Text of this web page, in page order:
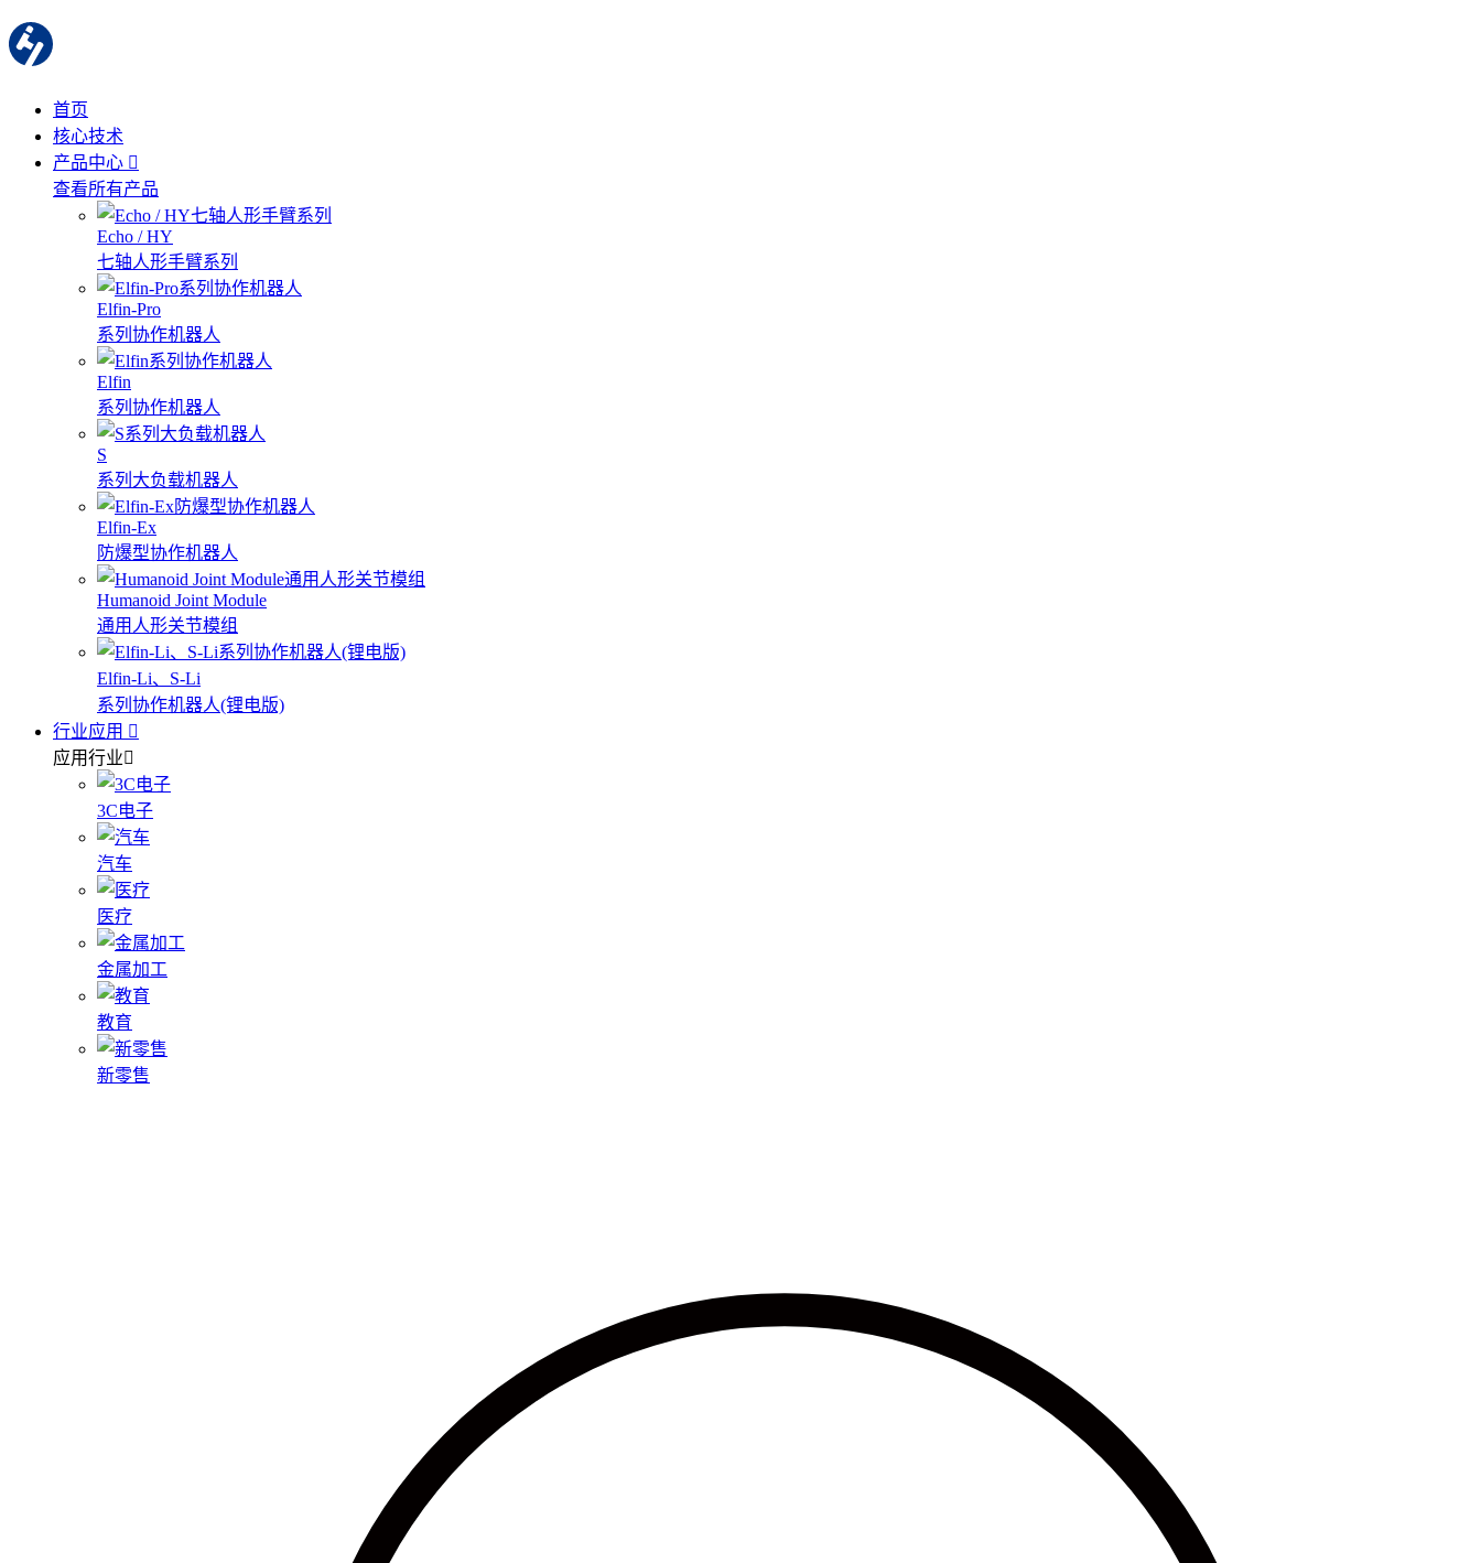
首页
核心技术
产品中心
查看所有产品
Echo / HY
七轴人形手臂系列
Elfin-Pro
系列协作机器人
Elfin
系列协作机器人
S
系列大负载机器人
Elfin-Ex
防爆型协作机器人
Humanoid Joint Module
通用人形关节模组
Elfin-Li、S-Li
系列协作机器人(锂电版)
行业应用
应用行业
3C电子
汽车
医疗
金属加工
教育
新零售